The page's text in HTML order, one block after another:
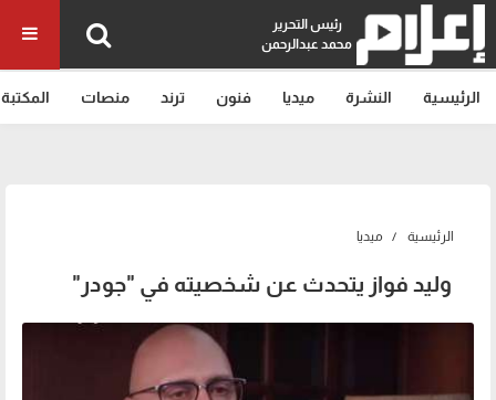
رئيس التحرير
محمد عبدالرحمن
الرئيسية النشرة ميديا فنون ترند منصات المكتبة
الرئيسية ميديا
وليد فواز يتحدث عن شخصيته في "جودر"